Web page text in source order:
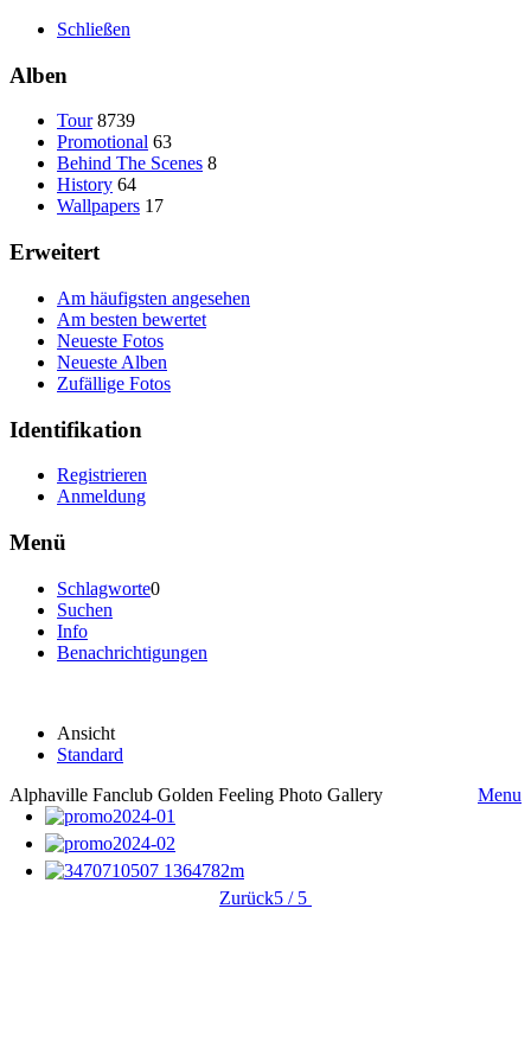
Schließen
Alben
Tour 8739
Promotional 63
Behind The Scenes 8
History 64
Wallpapers 17
Erweitert
Am häufigsten angesehen
Am besten bewertet
Neueste Fotos
Neueste Alben
Zufällige Fotos
Identifikation
Registrieren
Anmeldung
Menü
Schlagworte0
Suchen
Info
Benachrichtigungen
Ansicht
Standard
Alphaville Fanclub Golden Feeling Photo Gallery
Menu
Zurück5 / 5